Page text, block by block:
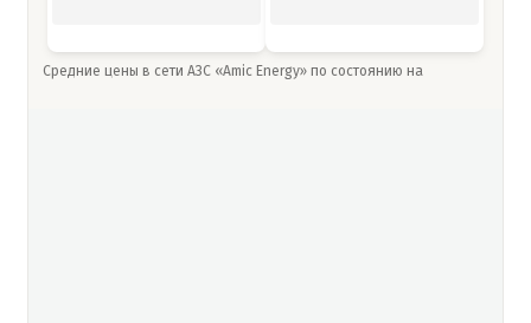
Средние цены в сети АЗС «Amic Energy» по состоянию на